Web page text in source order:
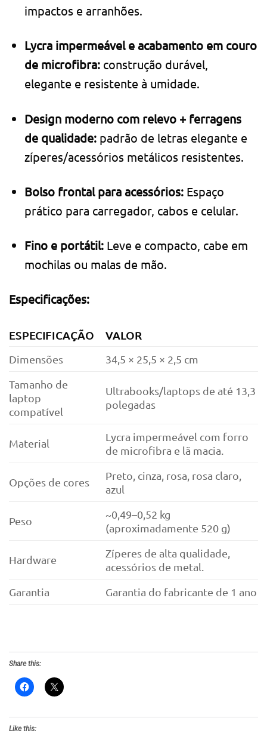
impactos e arranhões.
Lycra impermeável e acabamento em couro
de microfibra: construção durável,
elegante e resistente à umidade.
Design moderno com relevo + ferragens
de qualidade: padrão de letras elegante e
zíperes/acessórios metálicos resistentes.
Bolso frontal para acessórios: Espaço
prático para carregador, cabos e celular.
Fino e portátil: Leve e compacto, cabe em
mochilas ou malas de mão.
Especificações:
ESPECIFICAÇÃO
VALOR
Dimensões
34,5 × 25,5 × 2,5 cm
Tamanho de
laptop
compatível
Ultrabooks/laptops de até 13,3
polegadas
Material
Lycra impermeável com forro
de microfibra e lã macia.
Opções de cores
Preto, cinza, rosa, rosa claro,
azul
Peso
~0,49–0,52 kg
(aproximadamente 520 g)
Hardware
Zíperes de alta qualidade,
acessórios de metal.
Garantia
Garantia do fabricante de 1 ano
Share this:
Like this: